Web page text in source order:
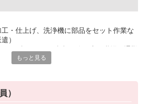
レーターへお問い合わせください。
、派遣業界大手スタッフサービスグルー
ら、一人ひとりのスキルや希望条件に応
ので安心してご就業いただけます。
ン】【電話】【登録会来場】の3つから
・仕上げ、洗浄機に部品をセット作業な
）
意だから安心！
もっと見る
）